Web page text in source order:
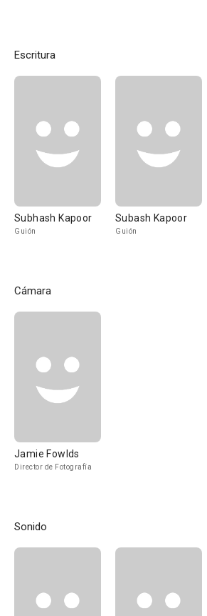
Escritura
Subhash Kapoor
Guión
Subash Kapoor
Guión
Cámara
Jamie Fowlds
Director de Fotografía
Sonido